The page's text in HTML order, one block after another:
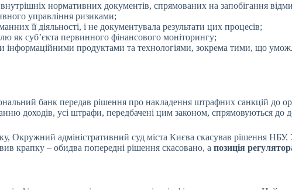
нормативних документів, спрямованих на запобігання
управління ризиками;
її діяльності, і не документувала результати цих процесів;
як суб’єкта первинного фінансового моніторингу;
інформаційними продуктами та технологіями, зокрема тими, що
банк передав рішення про накладення штрафних санкцій до
доходів, усі штрафи, передбачені цим законом, спрямовуються до
Окружний адміністративний суд міста Києва скасував рішення
крапку – обидва попередні рішення скасовано, а позиція